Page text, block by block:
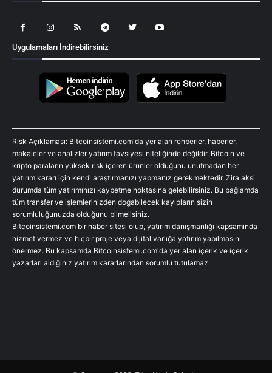
Uygulamaları İndirebilirsiniz
Risk Açıklaması: Bitcoinsistemi.com'da yer alan rehberler, haberler,
makaleler ve analizler yatırım tavsiyesi niteliğinde değildir. Bitcoin ve
kripto paraların yüksek risk içeren ürünler olduğunu unutmadan her
yatırım kararı için kendi araştırmanızı yapmanız gerekmektedir. Zira aksi
durumda tüm yatırımınızı kaybetme noktasına gelebilirsiniz. Bu bağlamda
tüm transfer ve işlemlerinizden doğabilecek kayıpların sizin
sorumluluğunuzda olduğunu bilmelisiniz.
Bitcoinsistemi.com bir haber sitesi olup, yatırım danışmanlığı kapsamında
hizmet vermez ve hiçbir proje veya dijital varlığa yatırım yapılmasını
önermez. Bu kapsamda Bitcoinsistemi.com'da yer alan içerik ve içerik
yazarları aldığınız yatırım kararlarından sorumlu tutulamaz.